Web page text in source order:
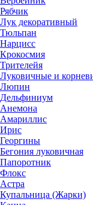
Рябчик
Лук декоративный
Тюльпан
Нарцисс
Крокосмия
Трителейя
Луковичные и
Люпин
Дельфиниум
Анемона
Амариллис
Ирис
Георгины
Бегония луковичная
Папоротник
Флокс
Астра
Купальница (Жарки)